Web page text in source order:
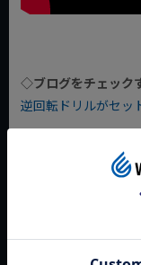
◇ブログをチェック
逆回転ドリルがセッ
返品特約について
商品についてのお